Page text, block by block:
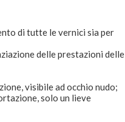
di tutte le vernici sia per
delle prestazioni delle
visibile ad occhio nudo;
solo un lieve